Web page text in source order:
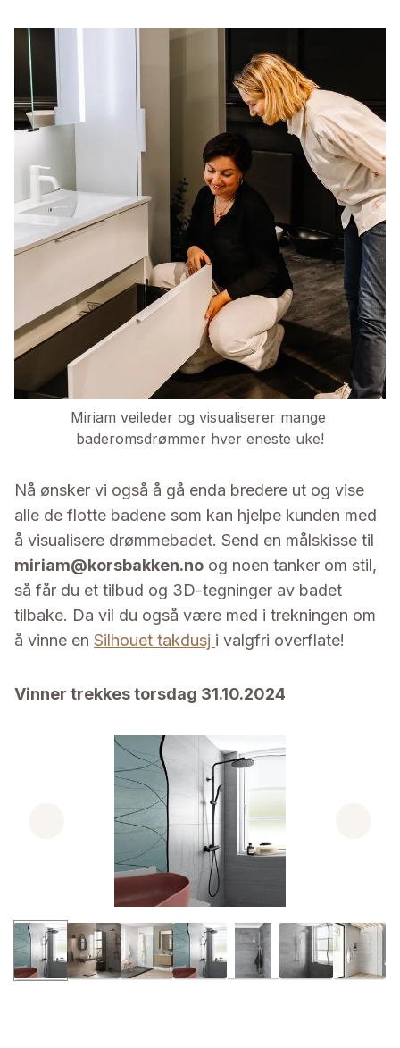
Miriam veileder og visualiserer mange
baderomsdrømmer hver eneste uke!
Nå ønsker vi også å gå enda bredere ut og vise
alle de flotte badene som kan hjelpe kunden med
å visualisere drømmebadet. Send en målskisse til
miriam@korsbakken.no og noen tanker om stil,
så får du et tilbud og 3D-tegninger av badet
tilbake. Da vil du også være med i trekningen om
å vinne en Silhouet takdusj i valgfri overflate!
Vinner trekkes torsdag 31.10.2024